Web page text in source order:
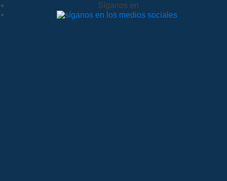
Síganos en